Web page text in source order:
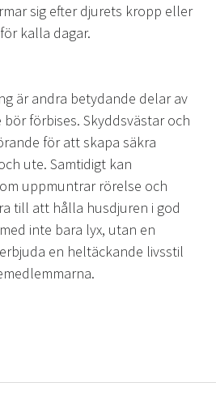
sig efter djurets kropp eller
kalla dagar.
är andra betydande delar av
förbises. Skyddsvästar och
för att skapa säkra
ute. Samtidigt kan
uppmuntrar rörelse och
till att hålla husdjuren i god
inte bara lyx, utan en
en heltäckande livsstil